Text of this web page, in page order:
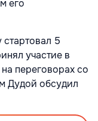
его
5
участие в
переговорах со
Дудой обсудил